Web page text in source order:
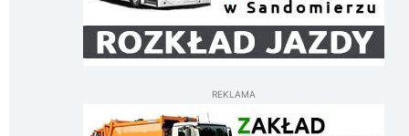
REKLAMA